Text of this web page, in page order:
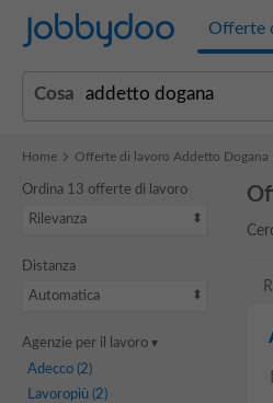
Jobbydoo Offerte
Cosa
Home Offerte di lavoro Addetto Dogana
Ordina 13 offerte di lavoro
Rilevanza
Distanza
Automatica
Agenzie per il lavoro
Adecco(2)
Lavoropiù(2)